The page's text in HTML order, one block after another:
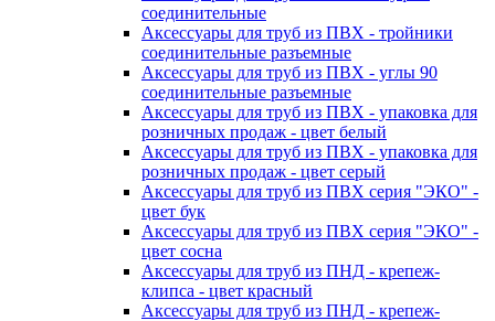
соединительные
Аксессуары для труб из ПВХ - тройники
соединительные разъемные
Аксессуары для труб из ПВХ - углы 90
соединительные разъемные
Аксессуары для труб из ПВХ - упаковка для
розничных продаж - цвет белый
Аксессуары для труб из ПВХ - упаковка для
розничных продаж - цвет серый
Аксессуары для труб из ПВХ серия "ЭКО" -
цвет бук
Аксессуары для труб из ПВХ серия "ЭКО" -
цвет сосна
Аксессуары для труб из ПНД - крепеж-
клипса - цвет красный
Аксессуары для труб из ПНД - крепеж-